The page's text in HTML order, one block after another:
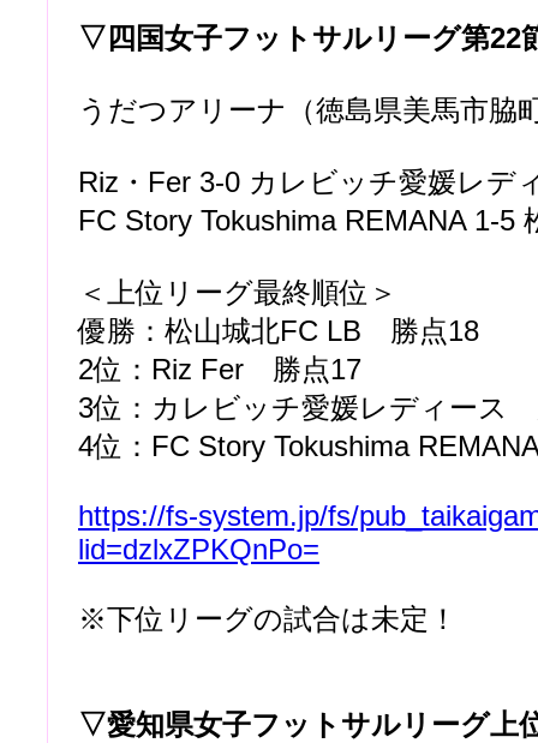
▽四国女子フットサルリーグ第22
うだつアリーナ（徳島県美馬市脇
Riz・Fer 3-0 カレビッチ愛媛レデ
FC Story Tokushima REMANA 1-5
＜上位リーグ最終順位＞
優勝：松山城北FC LB 勝点18
2位：Riz Fer 勝点17
3位：カレビッチ愛媛レディース
4位：FC Story Tokushima
https://fs-system.jp/fs/
lid=dzlxZPKQnPo=
※下位リーグの試合は未定！
▽愛知県女子フットサルリーグ上